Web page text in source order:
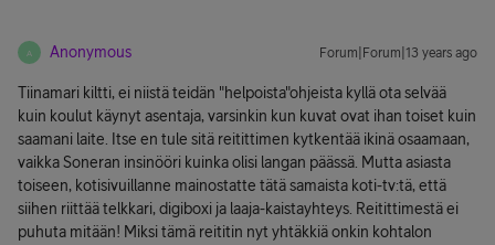
A Anonymous Forum|Forum|13 years ago
Tiinamari kiltti, ei niistä teidän "helpoista"ohjeista kyllä ota selvää
kuin koulut käynyt asentaja, varsinkin kun kuvat ovat ihan toiset kuin
saamani laite. Itse en tule sitä reitittimen kytkentää ikinä osaamaan,
vaikka Soneran insinööri kuinka olisi langan päässä. Mutta asiasta
toiseen, kotisivuillanne mainostatte tätä samaista koti-tv:tä, että
siihen riittää telkkari, digiboxi ja laaja-kaistayhteys. Reitittimestä ei
puhuta mitään! Miksi tämä reititin nyt yhtäkkiä onkin kohtalon